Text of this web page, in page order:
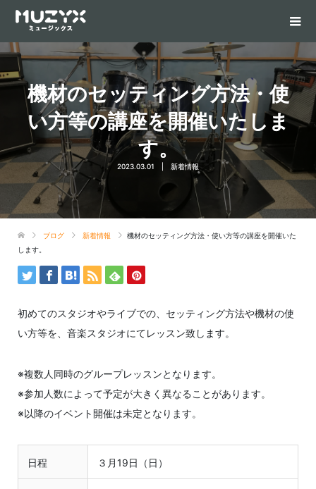
機材のセッティング方法・使
い方等の講座を開催いたしま
す。
2023.03.01 新着情報
ブログ 新着情報
機材のセッティング方法・使い方等の講座を開催いた
します。
初めてのスタジオやライブでの、セッティング方法や機材の使
い方等を、音楽スタジオにてレッスン致します。
※複数人同時のグループレッスンとなります。
※参加人数によって予定が大きく異なることがあります。
※以降のイベント開催は未定となります。
日程 ３月19日（日）